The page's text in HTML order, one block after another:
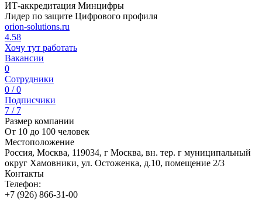
ИТ-аккредитация Минцифры
Лидер по защите Цифрового профиля
orion-solutions.ru
4.58
Хочу тут работать
Вакансии
0
Сотрудники
0 / 0
Подписчики
7 / 7
Размер компании
От 10 до 100 человек
Местоположение
Россия, Москва, 119034, г Москва, вн. тер. г муниципальный
округ Хамовники, ул. Остоженка, д.10, помещение 2/3
Контакты
Телефон:
+7 (926) 866-31-00